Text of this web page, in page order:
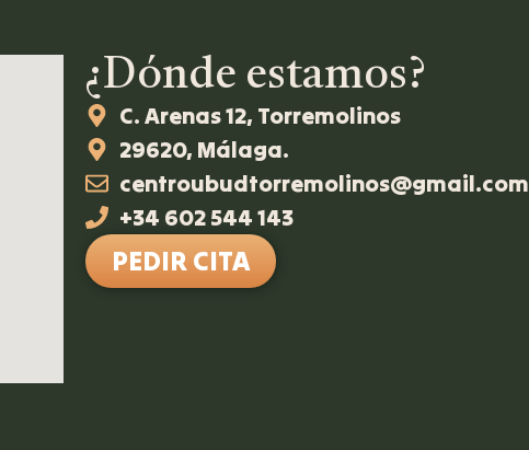
¿Dónde estamos?
C. Arenas 12, Torremolinos
29620, Málaga.
centroubudtorremolinos@gmail.com
+34 602 544 143
PEDIR CITA